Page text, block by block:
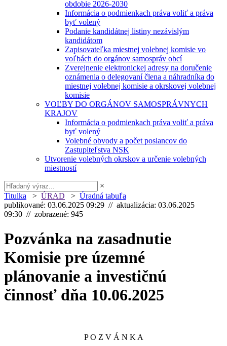
obdobie 2026-2030
Informácia o podmienkach práva voliť a práva
byť volený
Podanie kandidátnej listiny nezávislým
kandidátom
Zapisovateľka miestnej volebnej komisie vo
voľbách do orgánov samospráv obcí
Zverejnenie elektronickej adresy na doručenie
oznámenia o delegovaní člena a náhradníka do
miestnej volebnej komisie a okrskovej volebnej
komisie
VOĽBY DO ORGÁNOV SAMOSPRÁVNYCH
KRAJOV
Informácia o podmienkach práva voliť a práva
byť volený
Volebné obvody a počet poslancov do
Zastupiteľstva NSK
Utvorenie volebných okrskov a určenie volebných
miestností
×
Titulka > ÚRAD > Úradná tabuľa
publikované: 03.06.2025 09:29 // aktualizácia: 03.06.2025
09:30 // zobrazené: 945
Pozvánka na zasadnutie
Komisie pre územné
plánovanie a investičnú
činnosť dňa 10.06.2025
P O Z V Á N K A